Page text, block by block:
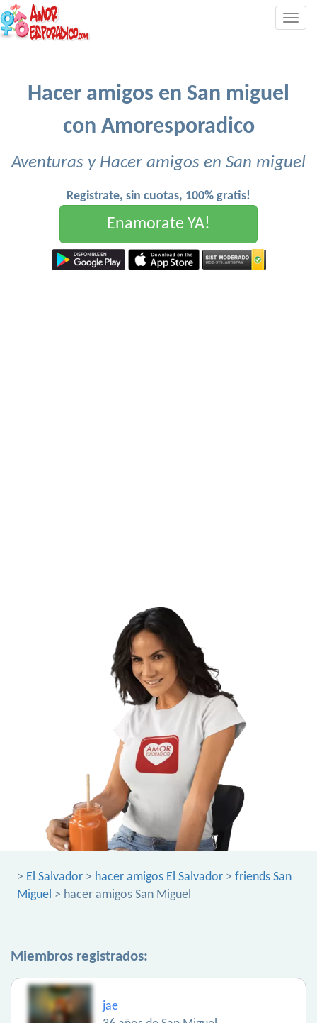
Hacer amigos en San miguel
con Amoresporadico
Aventuras y Hacer amigos en San miguel
Registrate, sin cuotas, 100% gratis!
Enamorate YA!
> El Salvador > hacer amigos El Salvador > friends San
Miguel > hacer amigos San Miguel
Miembros registrados:
jae